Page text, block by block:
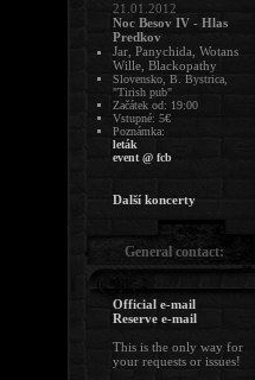
21.01.2012
Noc Besov IV - Hlas
Predkov
Jar, Panychida, Wotans
Wille, Blackopathy
Slovensko, B. Bystrica,
"Tirish pub"
Začátek od: 19:00
Vstupné: 5€
Poznámka:
leták
event @ fcb
Další koncerty
General contact:
Official e-mail
Reserve e-mail
This is the only way for
your requests or issues!